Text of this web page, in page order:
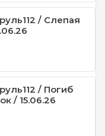
/ Слепая
/ Погиб
/ 15.06.26